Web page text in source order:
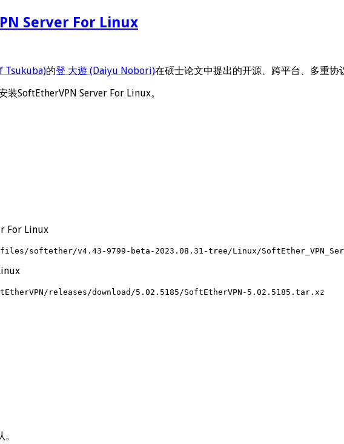
Server For Linux
Tsukuba)的登 大遊 (Daiyu Nobori)在硕士论文中提出的开源、跨平台、多重协
SoftEtherVPN Server For Linux。
For Linux
softether/v4.43-9799-beta-2023.08.31-tree/Linux/
releases/download/5.02.5185/SoftEtherVPN-5.02.5185.tar.xz